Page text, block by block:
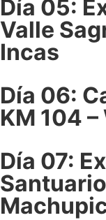
Día 05:
Valle
Incas
Día 06:
KM 104
Día 07: